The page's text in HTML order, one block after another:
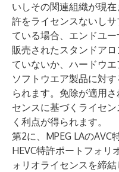
いしその関連組織が現
許をライセンスないし
ている場合、エンドユー
販売されたスタンドア
ていないか、ハードウ
ソフトウエア製品に対
られます。免除が適用
センスに基づくライセ
く利点が得られます。
第2に、MPEG LAのAVC
HEVC特許ポートフォリ
ォリオライセンスを締